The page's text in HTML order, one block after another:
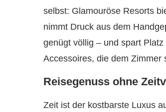
selbst: Glamouröse Resorts
nimmt Druck aus dem
genügt völlig – und spart
Accessoires, die dem Zimmer
Reisegenuss ohne
Zeit ist der kostbarste Luxus